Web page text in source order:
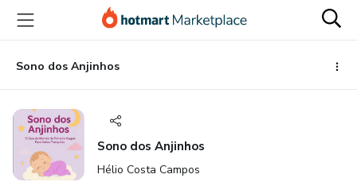
para
conteúdo
principal
para
pagamento
para
rodapéSono dos Anjinhos
Sono dos Anjinhos
Hélio Costa Campos